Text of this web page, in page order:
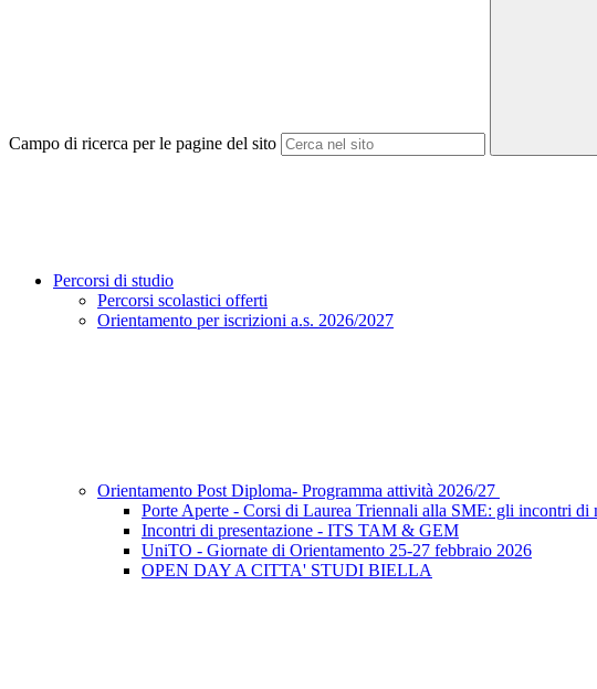
Campo di ricerca per le pagine del sito
Percorsi di studio
Percorsi scolastici offerti
Orientamento per iscrizioni a.s. 2026/2027
Orientamento Post Diploma- Programma attività 2026/27
Porte Aperte - Corsi di Laurea Triennali alla SME: gli incontri di
Incontri di presentazione - ITS TAM & GEM
UniTO - Giornate di Orientamento 25-27 febbraio 2026
OPEN DAY A CITTA' STUDI BIELLA